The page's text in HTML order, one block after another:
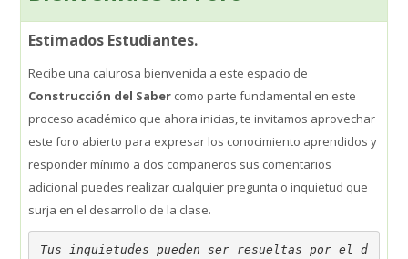
Estudiantes
Búsqueda
Estimados Estudiantes.
Recibe una calurosa bienvenida a este espacio de
Construcción del Saber como parte fundamental en este
proceso académico que ahora inicias, te invitamos aprovechar
este foro abierto para expresar los conocimiento aprendidos y
responder mínimo a dos compañeros sus comentarios
adicional puedes realizar cualquier pregunta o inquietud que
surja en el desarrollo de la clase.
Tus inquietudes pueden ser resueltas por el d